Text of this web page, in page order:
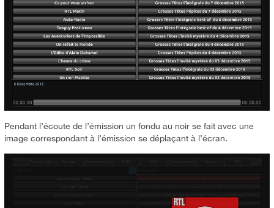
Pendant l’écoute de l’émission un fondu au noir se fait avec une
image correspondant à l’émission se déplaçant à l’écran.